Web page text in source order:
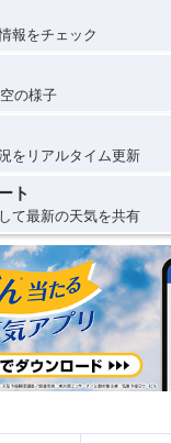
報をチェック
の様子
をリアルタイム更新
ト
て最新の天気を共有